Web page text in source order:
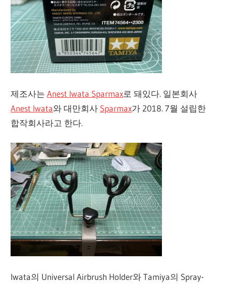
제조사는Anest Iwata Sparmax로 돼있다. 일본회사
Anest Iwata와 대만회사 Sparmax가 2018. 7월 설립한
합작회사라고 한다.
Iwata의 Universal Airbrush Holder와 Tamiya의 Spray-